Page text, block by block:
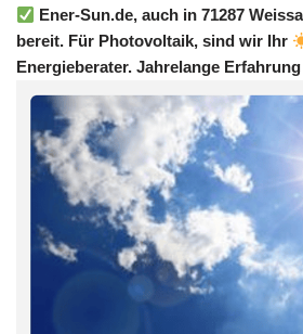
Ener-Sun.de, auch in 71287
bereit. Für Photovoltaik, sind wir Ihr
Energieberater. Jahrelange